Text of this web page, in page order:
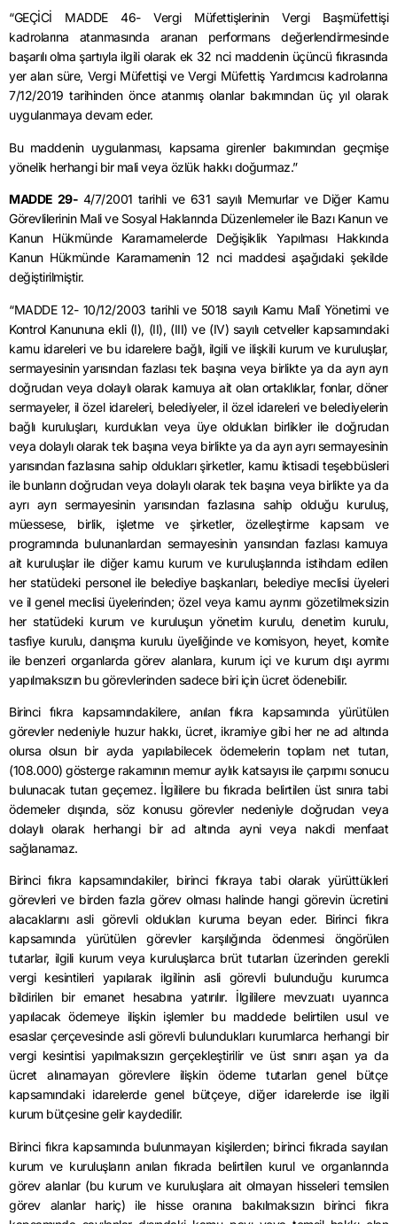
“GEÇİCİ MADDE 46- Vergi Müfettişlerinin Vergi Başmüfettişi
kadrolarına atanmasında aranan performans değerlendirmesinde
başarılı olma şartıyla ilgili olarak ek 32 nci maddenin üçüncü fıkrasında
yer alan süre, Vergi Müfettişi ve Vergi Müfettiş Yardımcısı kadrolarına
7/12/2019 tarihinden önce atanmış olanlar bakımından üç yıl olarak
uygulanmaya devam eder.
Bu maddenin uygulanması, kapsama girenler bakımından geçmişe
yönelik herhangi bir mali veya özlük hakkı doğurmaz.”
MADDE 29- 4/7/2001 tarihli ve 631 sayılı Memurlar ve Diğer Kamu
Görevlilerinin Mali ve Sosyal Haklarında Düzenlemeler ile Bazı Kanun ve
Kanun Hükmünde Kararnamelerde Değişiklik Yapılması Hakkında
Kanun Hükmünde Kararnamenin 12 nci maddesi aşağıdaki şekilde
değiştirilmiştir.
“MADDE 12- 10/12/2003 tarihli ve 5018 sayılı Kamu Malî Yönetimi ve
Kontrol Kanununa ekli (I), (II), (III) ve (IV) sayılı cetveller kapsamındaki
kamu idareleri ve bu idarelere bağlı, ilgili ve ilişkili kurum ve kuruluşlar,
sermayesinin yarısından fazlası tek başına veya birlikte ya da ayrı ayrı
doğrudan veya dolaylı olarak kamuya ait olan ortaklıklar, fonlar, döner
sermayeler, il özel idareleri, belediyeler, il özel idareleri ve belediyelerin
bağlı kuruluşları, kurdukları veya üye oldukları birlikler ile doğrudan
veya dolaylı olarak tek başına veya birlikte ya da ayrı ayrı sermayesinin
yarısından fazlasına sahip oldukları şirketler, kamu iktisadi teşebbüsleri
ile bunların doğrudan veya dolaylı olarak tek başına veya birlikte ya da
ayrı ayrı sermayesinin yarısından fazlasına sahip olduğu kuruluş,
müessese, birlik, işletme ve şirketler, özelleştirme kapsam ve
programında bulunanlardan sermayesinin yarısından fazlası kamuya
ait kuruluşlar ile diğer kamu kurum ve kuruluşlarında istihdam edilen
her statüdeki personel ile belediye başkanları, belediye meclisi üyeleri
ve il genel meclisi üyelerinden; özel veya kamu ayrımı gözetilmeksizin
her statüdeki kurum ve kuruluşun yönetim kurulu, denetim kurulu,
tasfiye kurulu, danışma kurulu üyeliğinde ve komisyon, heyet, komite
ile benzeri organlarda görev alanlara, kurum içi ve kurum dışı ayrımı
yapılmaksızın bu görevlerinden sadece biri için ücret ödenebilir.
Birinci fıkra kapsamındakilere, anılan fıkra kapsamında yürütülen
görevler nedeniyle huzur hakkı, ücret, ikramiye gibi her ne ad altında
olursa olsun bir ayda yapılabilecek ödemelerin toplam net tutarı,
(108.000) gösterge rakamının memur aylık katsayısı ile çarpımı sonucu
bulunacak tutarı geçemez. İlgililere bu fıkrada belirtilen üst sınıra tabi
ödemeler dışında, söz konusu görevler nedeniyle doğrudan veya
dolaylı olarak herhangi bir ad altında ayni veya nakdi menfaat
sağlanamaz.
Birinci fıkra kapsamındakiler, birinci fıkraya tabi olarak yürüttükleri
görevleri ve birden fazla görev olması halinde hangi görevin ücretini
alacaklarını asli görevli oldukları kuruma beyan eder. Birinci fıkra
kapsamında yürütülen görevler karşılığında ödenmesi öngörülen
tutarlar, ilgili kurum veya kuruluşlarca brüt tutarları üzerinden gerekli
vergi kesintileri yapılarak ilgilinin asli görevli bulunduğu kurumca
bildirilen bir emanet hesabına yatırılır. İlgililere mevzuatı uyarınca
yapılacak ödemeye ilişkin işlemler bu maddede belirtilen usul ve
esaslar çerçevesinde asli görevli bulundukları kurumlarca herhangi bir
vergi kesintisi yapılmaksızın gerçekleştirilir ve üst sınırı aşan ya da
ücret alınamayan görevlere ilişkin ödeme tutarları genel bütçe
kapsamındaki idarelerde genel bütçeye, diğer idarelerde ise ilgili
kurum bütçesine gelir kaydedilir.
Birinci fıkra kapsamında bulunmayan kişilerden; birinci fıkrada sayılan
kurum ve kuruluşların anılan fıkrada belirtilen kurul ve organlarında
görev alanlar (bu kurum ve kuruluşlara ait olmayan hisseleri temsilen
görev alanlar hariç) ile hisse oranına bakılmaksızın birinci fıkra